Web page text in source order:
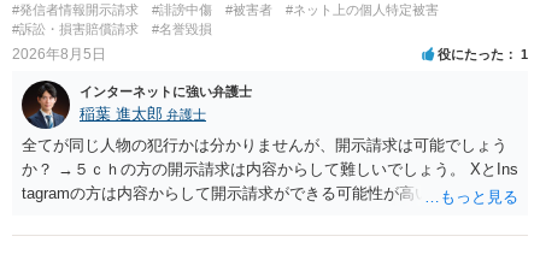
#発信者情報開示請求 #誹謗中傷 #被害者
#ネット上の個人特定被害
#訴訟・損害賠償請求
#名誉毀損
2026年8月5日 役にたった 1
インターネットに強い弁護士
稲葉 進太郎 弁護士
全てが同じ人物の犯行かは分かりませんが、開示請求は可能でしょう
か？ →５ｃｈの方の開示請求は内容からして難しいでしょう。 XとIns
tagramの方は内容からして開示請求ができる可能性が高いでしょう。
いでしょう。７月中にアカウントが削除されている場合、今から進め